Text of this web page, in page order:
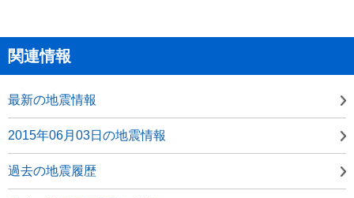
関連情報
最新の地震情報
2015年06月03日の地震情報
過去の地震履歴